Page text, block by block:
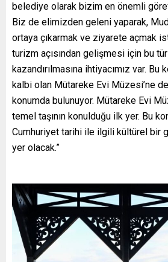
belediye olarak bizim en önemli
Biz de elimizden geleni yaparak,
ortaya çıkarmak ve ziyarete açmak
turizm açısından gelişmesi için bu
kazandırılmasına ihtiyacımız var. Bu
kalbi olan Mütareke Evi Müzesi’ne
konumda bulunuyor. Mütareke Evi
temel taşının konulduğu ilk yer. Bu
Cumhuriyet tarihi ile ilgili kültürel bir
yer olacak.”